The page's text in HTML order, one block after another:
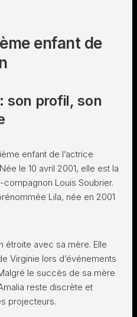
enfant de
son profil, son
enfant de l’actrice
le 10 avril 2001, elle est la
Louis Soubrier.
Lila, née en 2001
étroite avec sa mère. Elle
Virginie lors d’événements
le succès de sa mère
reste discrète et
projecteurs.